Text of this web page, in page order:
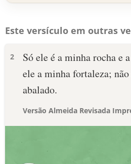
Este versículo em outras
2
Só ele é a minha rocha e
ele a minha fortaleza;
abalado.
Versão Almeida Revisada